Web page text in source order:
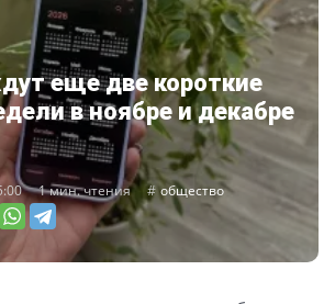
еще две короткие
в ноябре и декабре
1 мин. чтения общество